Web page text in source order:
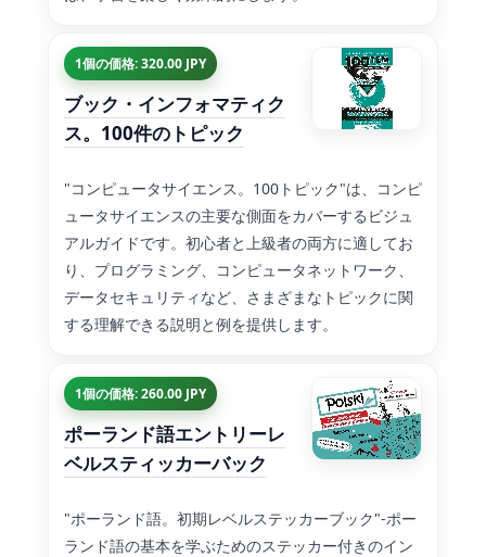
1個の価格: 320.00 JPY
ブック・インフォマティク
ス。100件のトピック
"コンピュータサイエンス。100トピック"は、コンピ
ュータサイエンスの主要な側面をカバーするビジュ
アルガイドです。初心者と上級者の両方に適してお
り、プログラミング、コンピュータネットワーク、
データセキュリティなど、さまざまなトピックに関
する理解できる説明と例を提供します。
1個の価格: 260.00 JPY
ポーランド語エントリーレ
ベルスティッカーバック
"ポーランド語。初期レベルステッカーブック"-ポー
ランド語の基本を学ぶためのステッカー付きのイン